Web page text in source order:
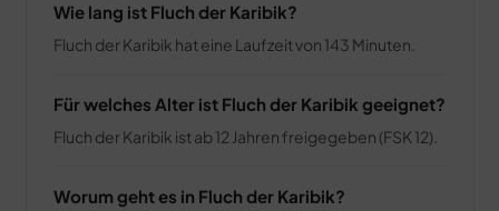
Wie lang ist Fluch der Karibik?
Fluch der Karibik hat eine Laufzeit von 143 Minuten.
Für welches Alter ist Fluch der Karibik geeignet?
Fluch der Karibik ist ab 12 Jahren freigegeben (FSK 12).
Worum geht es in Fluch der Karibik?